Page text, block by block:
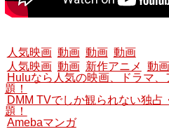
人気映画 動画 動画 動画
人気映画 動画 新作アニメ 動
Huluなら人気の映画、ドラマ
題！
DMM TVでしか観られない独占
題！
Amebaマンガ